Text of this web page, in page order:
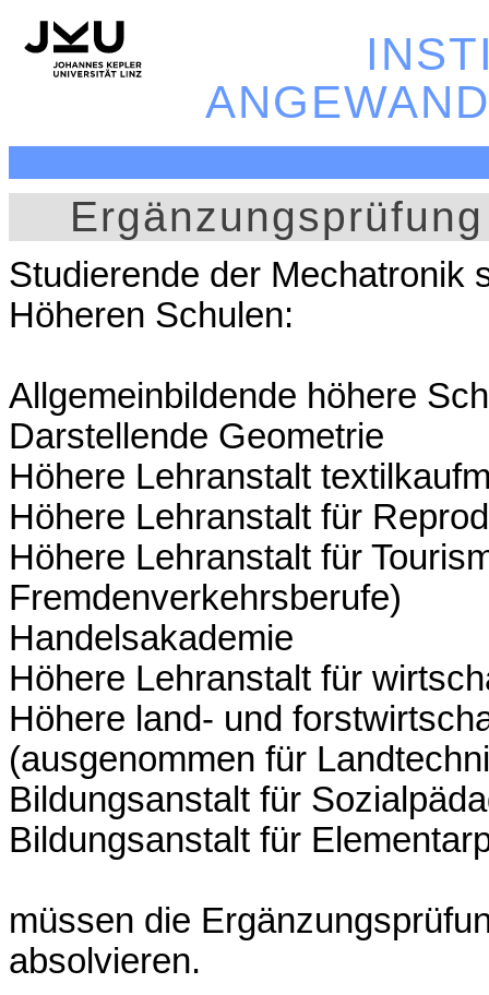
Studierende der Mechatronik
Höheren Schulen:
Allgemeinbildende höhere
Darstellende Geometrie
Höhere Lehranstalt
Höhere Lehranstalt für
Höhere Lehranstalt für
Fremdenverkehrsberufe)
Handelsakademie
Höhere Lehranstalt für
Höhere land- und
(ausgenommen für
Bildungsanstalt für
Bildungsanstalt für
müssen die
absolvieren.